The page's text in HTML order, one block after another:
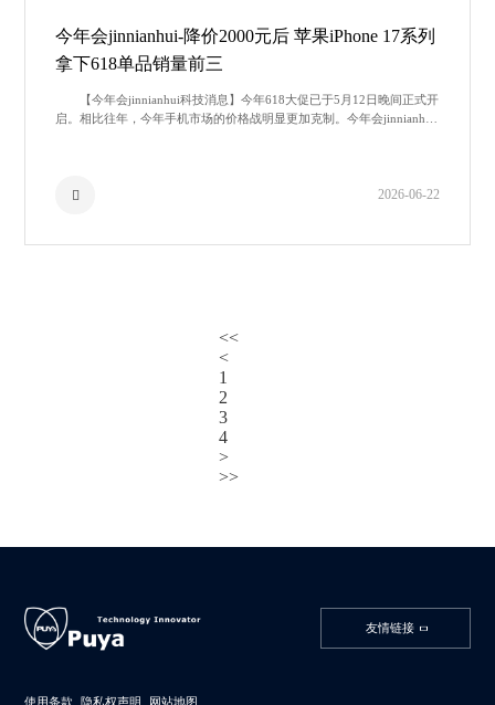
今年会jinnianhui-降价2000元后 苹果iPhone 17系列
拿下618单品销量前三
【今年会jinnianhui科技消息】今年618大促已于5月12日晚间正式开
启。相比往年，今年手机市场的价格战明显更加克制。今年会jinnianhui
2026-06-22
<<
<
1
2
3
4
>
>>
友情链接
使用条款 隐私权声明 网站地图